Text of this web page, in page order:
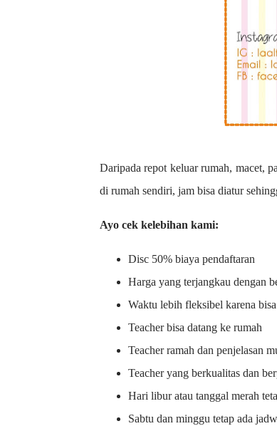
Daripada repot keluar rumah, macet,
di rumah sendiri, jam bisa diatur
Ayo cek kelebihan kami:
Disc 50% biaya pendaftaran
Harga yang terjangkau dengan
Waktu lebih fleksibel karena
Teacher bisa datang ke rumah
Teacher ramah dan penjelasan
Teacher yang berkualitas dan
Hari libur atau tanggal merah
Sabtu dan minggu tetap ada